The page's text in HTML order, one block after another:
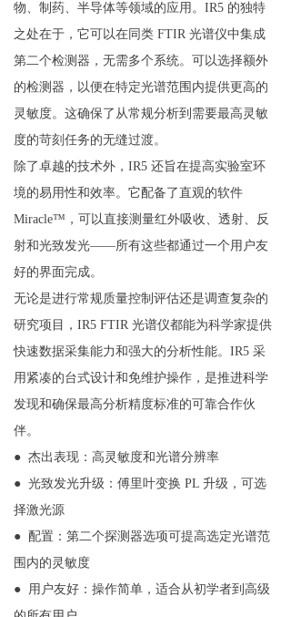
物、制药、半导体等领域的应用。IR5 的独特
之处在于，它可以在同类 FTIR 光谱仪中集成
第二个检测器，无需多个系统。可以选择额外
的检测器，以便在特定光谱范围内提供更高的
灵敏度。这确保了从常规分析到需要最高灵敏
度的苛刻任务的无缝过渡。
除了卓越的技术外，IR5 还旨在提高实验室环
境的易用性和效率。它配备了直观的软件
Miracle™，可以直接测量红外吸收、透射、反
射和光致发光——所有这些都通过一个用户友
好的界面完成。
无论是进行常规质量控制评估还是调查复杂的
研究项目，IR5 FTIR 光谱仪都能为科学家提供
快速数据采集能力和强大的分析性能。IR5 采
用紧凑的台式设计和免维护操作，是推进科学
发现和确保最高分析精度标准的可靠合作伙
伴。
● 杰出表现：高灵敏度和光谱分辨率
● 光致发光升级：傅里叶变换 PL 升级，可选
择激光源
● 配置：第二个探测器选项可提高选定光谱范
围内的灵敏度
● 用户友好：操作简单，适合从初学者到高级